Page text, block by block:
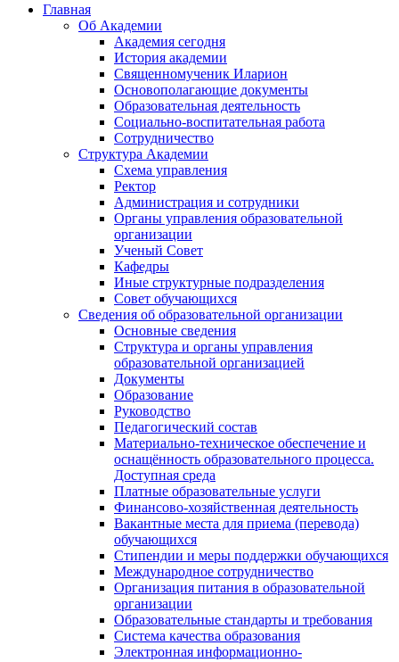
Главная
Об Академии
Академия сегодня
История академии
Священномученик Иларион
Основополагающие документы
Образовательная деятельность
Социально-воспитательная работа
Сотрудничество
Структура Академии
Схема управления
Ректор
Администрация и сотрудники
Органы управления образовательной
организации
Ученый Совет
Кафедры
Иные структурные подразделения
Совет обучающихся
Сведения об образовательной организации
Основные сведения
Структура и органы управления
образовательной организацией
Документы
Образование
Руководство
Педагогический состав
Материально-техническое обеспечение и
оснащённость образовательного процесса.
Доступная среда
Платные образовательные услуги
Финансово-хозяйственная деятельность
Вакантные места для приема (перевода)
обучающихся
Стипендии и меры поддержки обучающихся
Международное сотрудничество
Организация питания в образовательной
организации
Образовательные стандарты и требования
Система качества образования
Электронная информационно-